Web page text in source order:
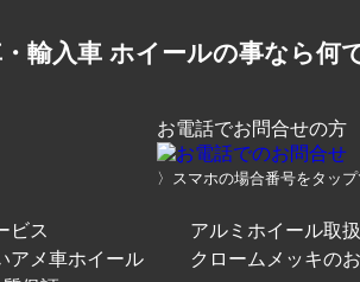
輸入車 ホイールの事なら何
お電話でお問合せの方
〉スマホの場合番号をタップ
ビス
アメ車ホイール
アルミホイール取
クロームメッキの